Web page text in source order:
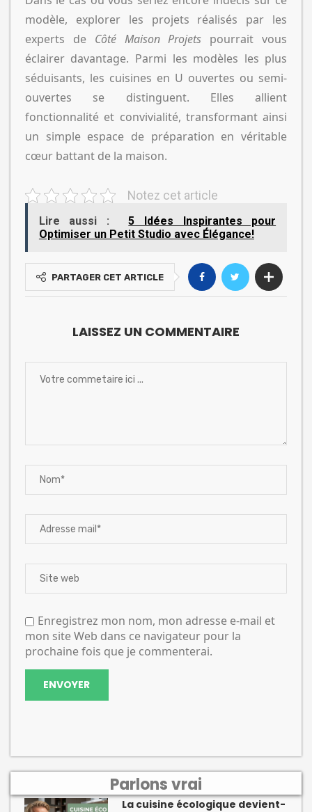
modèle, explorer les projets réalisés par les
experts de Côté Maison Projets pourrait vous
éclairer davantage. Parmi les modèles les plus
séduisants, les cuisines en U ouvertes ou semi-
ouvertes se distinguent. Elles allient
fonctionnalité et convivialité, transformant ainsi
un simple espace de préparation en véritable
cœur battant de la maison.
Notez cet article
Lire aussi :
5 Idées Inspirantes pour
Optimiser un Petit Studio avec Élégance!
PARTAGER CET ARTICLE
LAISSEZ UN COMMENTAIRE
Enregistrez mon nom, mon adresse e-mail et
mon site Web dans ce navigateur pour la
prochaine fois que je commenterai.
Parlons vrai
La cuisine écologique devient-